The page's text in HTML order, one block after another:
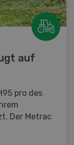
auf
pro des
Der Metrac